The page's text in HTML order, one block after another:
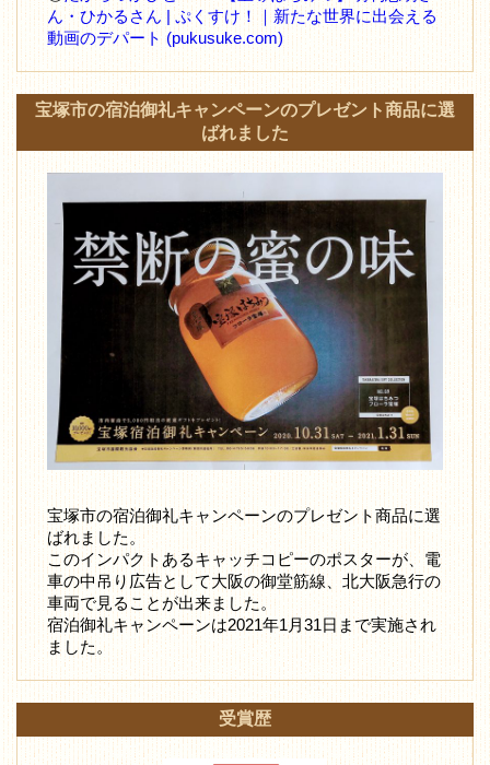
ん・ひかるさん | ぷくすけ！｜新たな世界に出会える
動画のデパート (pukusuke.com)
宝塚市の宿泊御礼キャンペーンのプレゼント商品に選
ばれました
宝塚市の宿泊御礼キャンペーンのプレゼント商品に選
ばれました。
このインパクトあるキャッチコピーのポスターが、電
車の中吊り広告として大阪の御堂筋線、北大阪急行の
車両で見ることが出来ました。
宿泊御礼キャンペーンは2021年1月31日まで実施され
ました。
受賞歴